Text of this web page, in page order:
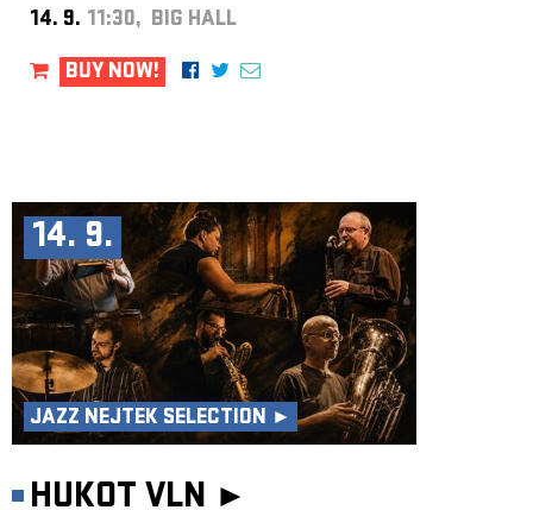
14. 9. 11:30, BIG HALL
BUY NOW!
14. 9.
JAZZ NEJTEK SELECTION ►
HUKOT VLN ►